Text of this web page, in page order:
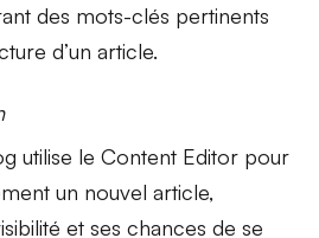
des mots-clés pertinents
d’un article.
utilise leContent Editor pour
un nouvel article,
et ses chances de se